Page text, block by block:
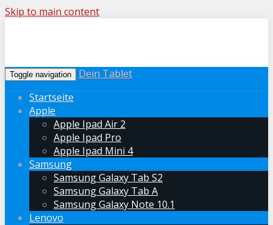
Skip to main content
Toggle navigation
Dein Tablet
Startseite
Apple
Apple Ipad Air 2
Apple Ipad Pro
Apple Ipad Mini 4
Samsung
Samsung Galaxy Tab S2
Samsung Galaxy Tab A
Samsung Galaxy Note 10.1
Lenovo